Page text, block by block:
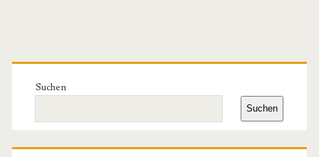
Primäre
Seitenleiste
Suchen
Suchen